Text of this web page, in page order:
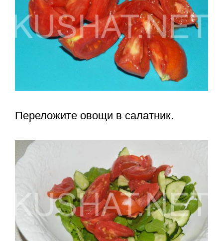
Переложите овощи в салатник.